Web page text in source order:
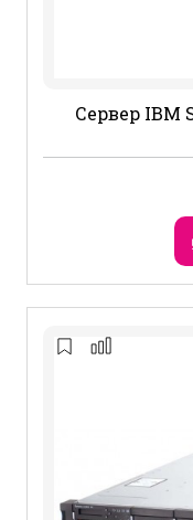
Сервер IBM